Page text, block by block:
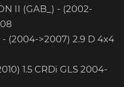
II (GAB_) - (2002-
- (2004->2007) 2.9 D 4x4
1.5 CRDi GLS 2004-